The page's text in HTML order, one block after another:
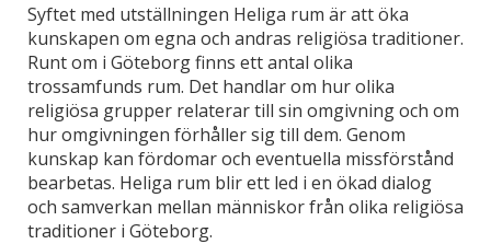
Syftet med utställningen Heliga rum är att öka
kunskapen om egna och andras religiösa traditioner.
Runt om i Göteborg finns ett antal olika
trossamfunds rum. Det handlar om hur olika
religiösa grupper relaterar till sin omgivning och om
hur omgivningen förhåller sig till dem. Genom
kunskap kan fördomar och eventuella missförstånd
bearbetas. Heliga rum blir ett led i en ökad dialog
och samverkan mellan människor från olika religiösa
traditioner i Göteborg.